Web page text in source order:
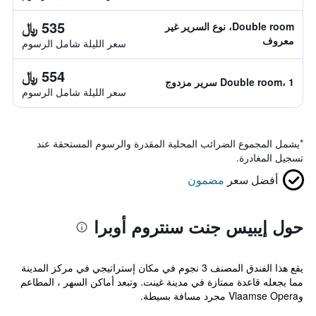
Double room، نوع السرير غير
معروف
535 ﷼
سعر الليلة شامل الرسوم
Double room، 1 سرير مزدوج 554 ﷼
سعر الليلة شامل الرسوم
*يشمل المجموع الضرائب المحلية المقدرة والرسوم المستحقة عند
تسجيل المغادرة.
أفضل سعر مضمون
حول إيبيس جنت سنتروم أوبرا
يقع هذا الفندق المصنف 3 نجوم في مكان إستراتيجي في مركز المدينة
مما يجعله قاعدة ممتازة في مدينة غينت. وتبعد أماكن السهر ، المطاعم
وVlaamse Opera مجرد مسافة بسيطة.